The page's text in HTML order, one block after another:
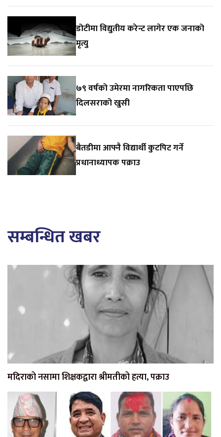
डोटीमा विद्युतीय करेन्ट लागेर एक जनाको
मृत्यु
७९ वर्षको उमेरमा नागरिकता पाएपछि
दिलसराको खुसी
बैतडीमा आफ्नै विद्यार्थी कुटपिट गर्ने
प्रधानाध्यापक पक्राउ
सम्बन्धित खबर
मदिराको नसामा शिक्षकद्वारा श्रीमतीको हत्या, पक्राउ